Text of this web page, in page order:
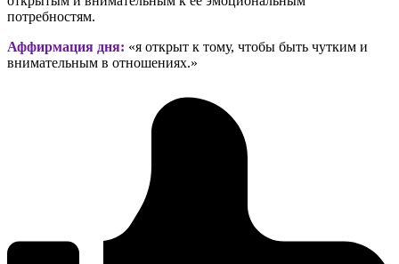
потребностям.
Аффирмация дня: «я открыт к тому, чтобы быть чутким и
внимательным в отношениях.»